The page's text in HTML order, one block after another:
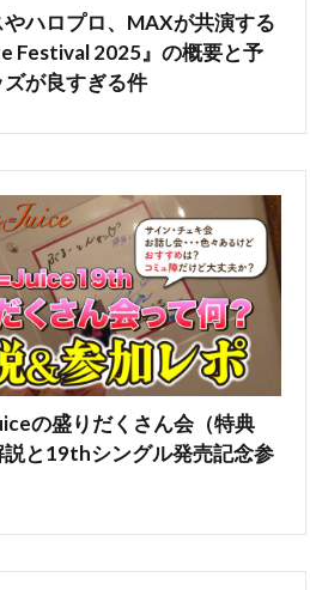
やハロプロ、MAXが共演する
Festival 2025』の概要と予
が良すぎる件
の盛りだくさん会（特典
説と19thシングル発売記念参